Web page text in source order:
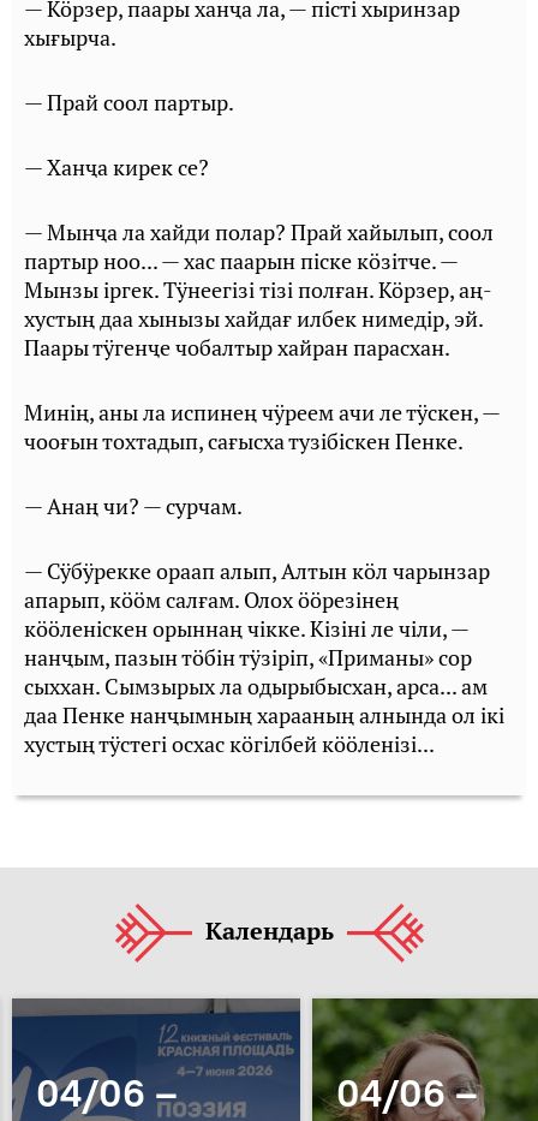
— Кӧрзер, паары ханҷа ла, — пiстi хыринзар
хығырча.
— Прай соол партыр.
— Ханҷа кирек се?
— Мынҷа ла хайди полар? Прай хайылып, соол
партыр ноо... — хас паарын пiске кӧзiтче. —
Мынзы iргек. Тӱнеегiзi тiзi полған. Кӧрзер, аң-
хустың даа хынызы хайдағ илбек нимедiр, эй.
Паары тӱгенҷе чобалтыр хайран парасхан.
Минiң, аны ла испинең чӱреем ачи ле тӱскен, —
чооғын тохтадып, сағысха тузiбiскен Пенке.
— Анаң чи? — сурчам.
— Сӱбӱрекке ораап алып, Алтын кӧл чарынзар
апарып, кӧӧм салғам. Олох ӧӧрезiнең
кӧӧленiскен орыннаң чiкке. Кiзiнi ле чiли, —
нанҷым, пазын тӧбiн тӱзiрiп, «Приманы» сор
сыххан. Сымзырых ла одырыбысхан, арса... ам
даа Пенке нанҷымның харааның алнында ол iкi
хустың тӱстегi осхас кӧгiлбей кӧӧленiзi...
Календарь
04/06 –
04/06 –